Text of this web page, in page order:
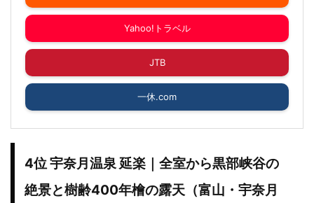
Yahoo!トラベル
JTB
一休.com
4位 宇奈月温泉 延楽｜全室から黒部峡谷の
絶景と樹齢400年檜の露天（富山・宇奈月